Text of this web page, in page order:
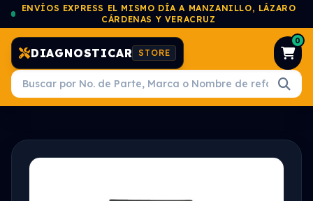
ENVÍOS EXPRESS EL MISMO DÍA A MANZANILLO, LÁZARO
CÁRDENAS Y VERACRUZ
DIAGNOSTICAR STORE
0